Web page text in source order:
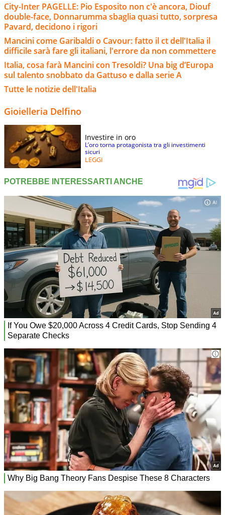
City-Inter PAGELLE: Pio Esposito non c'è ancora, Diouf
double-face, Donnarumma sbaglia quasi tutto, sorpresa
Pavard, decidono i rigori
Mancini come Garibaldi o Cavour: fatto il ct dell'Italia il
difficile sarà fare gli italiani, l'errore da non commettere
Italia, cosa farà Mancini con Tresoldi? Una big d’Europa
sul talento snobbato da Gattuso e dalla serie A
Tutte le notizie dell'Italia
Gioielleria Delfino
Investire in oro
L’oro torna protagonista tra gli investimenti
sicuri
LEGGI